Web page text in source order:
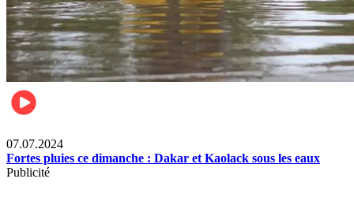
07.07.2024
Fortes pluies ce dimanche : Dakar et Kaolack sous les eaux
Publicité